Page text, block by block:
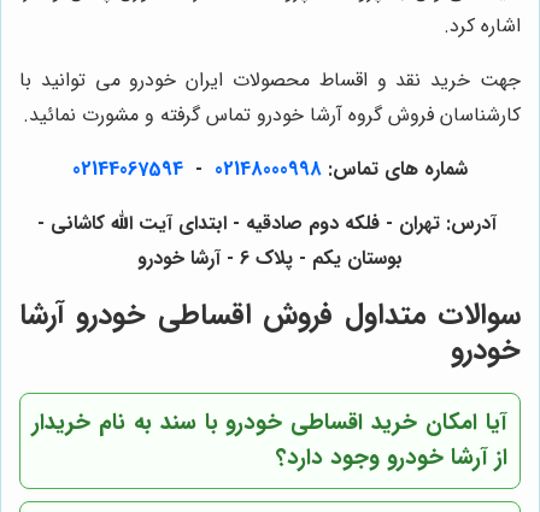
اشاره کرد.
جهت خرید نقد و اقساط محصولات ایران خودرو می توانید با
کارشناسان فروش گروه آرشا خودرو تماس گرفته و مشورت نمائید.
شماره های تماس: 02148000998
-
02144067594
آدرس: تهران - فلکه دوم صادقیه - ابتدای آیت الله کاشانی -
بوستان یکم - پلاک 6 - آرشا خودرو
سوالات متداول فروش اقساطی خودرو آرشا
خودرو
آیا امکان خرید اقساطی خودرو با سند به نام خریدار
از آرشا خودرو وجود دارد؟